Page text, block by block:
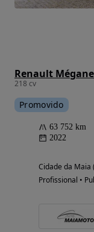
218 cv
Promovido
63 752 km
2022
Cidade da Maia
Profissional •